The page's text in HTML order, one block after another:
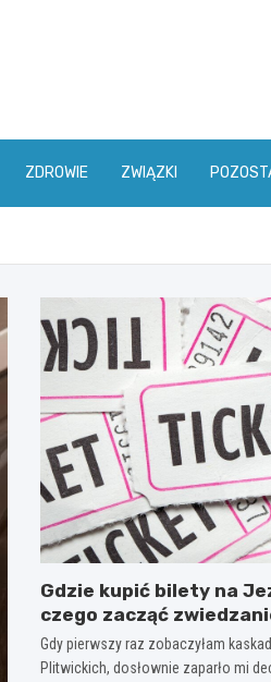
ZDROWIE ZWIĄZKI
Gdzie kupić bilety na
czego zacząć
Gdy pierwszy raz zobaczyłam
Plitwickich, dosłownie zaparło mi